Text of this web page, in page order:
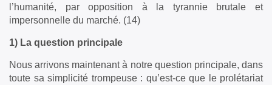
l’humanité, par opposition à la tyrannie brutale et
impersonnelle du marché. (14)
1) La question principale
Nous arrivons maintenant à notre question principale, dans
toute sa simplicité trompeuse : qu’est-ce que le prolétariat